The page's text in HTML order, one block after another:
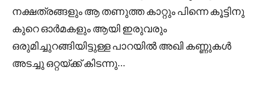
നക്ഷത്രങ്ങളും ആ തണുത്ത കാറ്റും പിന്നെ കൂട്ടിനു
കുറെ ഓർമകളും ആയി ഇരുവരും
ഒരുമിച്ചുറങ്ങിയിട്ടുള്ള പാറയിൽ അഖി കണ്ണുകൾ
അടച്ചു ഒറ്റയ്ക്ക് കിടന്നു…